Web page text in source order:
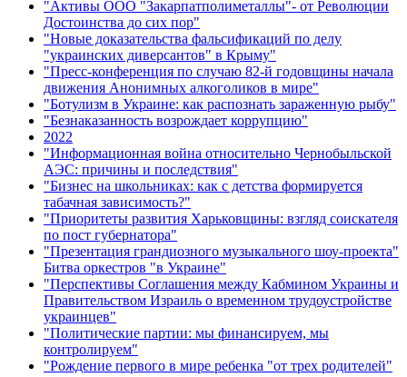
"Активы ООО "Закарпатполиметаллы"- от Революции
Достоинства до сих пор"
"Новые доказательства фальсификаций по делу
"украинских диверсантов" в Крыму"
"Пресс-конференция по случаю 82-й годовщины начала
движения Анонимных алкоголиков в мире"
"Ботулизм в Украине: как распознать зараженную рыбу"
"Безнаказанность возрождает коррупцию"
2022
"Информационная война относительно Чернобыльской
АЭС: причины и последствия"
"Бизнес на школьниках: как с детства формируется
табачная зависимость?"
"Приоритеты развития Харьковщины: взгляд соискателя
по пост губернатора"
"Презентация грандиозного музыкального шоу-проекта"
Битва оркестров "в Украине"
"Перспективы Соглашения между Кабмином Украины и
Правительством Израиль о временном трудоустройстве
украинцев"
"Политические партии: мы финансируем, мы
контролируем"
"Рождение первого в мире ребенка "от трех родителей"